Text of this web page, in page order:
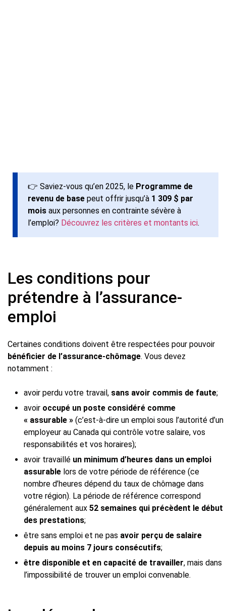
👉 Saviez-vous qu’en 2025, le Programme de
revenu de base peut offrir jusqu’à 1 309 $ par
mois aux personnes en contrainte sévère à
l’emploi? Découvrez les critères et montants ici.
Les conditions pour
prétendre à l’assurance-
emploi
Certaines conditions doivent être respectées pour pouvoir
bénéficier de l’assurance-chômage. Vous devez
notamment :
avoir perdu votre travail, sans avoir commis de faute;
avoir occupé un poste considéré comme
« assurable » (c’est-à-dire un emploi sous l’autorité d’un
employeur au Canada qui contrôle votre salaire, vos
responsabilités et vos horaires);
avoir travaillé un minimum d’heures dans un emploi
assurable lors de votre période de référence (ce
nombre d’heures dépend du taux de chômage dans
votre région). La période de référence correspond
généralement aux 52 semaines qui précèdent le début
des prestations;
être sans emploi et ne pas avoir perçu de salaire
depuis au moins 7 jours consécutifs;
être disponible et en capacité de travailler, mais dans
l’impossibilité de trouver un emploi convenable.